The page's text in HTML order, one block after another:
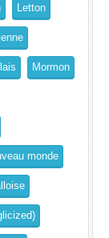
Letton
Mormon
monde